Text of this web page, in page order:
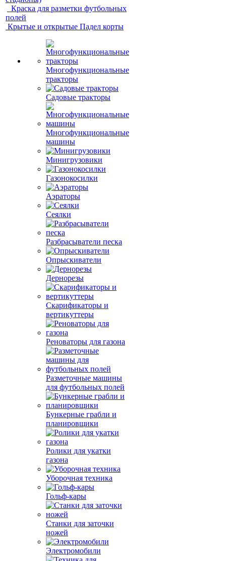
Краска для разметки футбольных
полей
Крытые и открытые Падел корты
Многофункциональные
тракторы
Садовые тракторы
Многофункциональные
машины
Минигрузовики
Газонокосилки
Аэраторы
Сеялки
Разбрасыватели песка
Опрыскиватели
Дернорезы
Скарификаторы и
вертикуттеры
Реноваторы для газона
Разметочные машины
для футбольных полей
Бункерные грабли и
планировщики
Ролики для укатки
газона
Уборочная техника
Гольф-кары
Станки для заточки
ножей
Электромобили